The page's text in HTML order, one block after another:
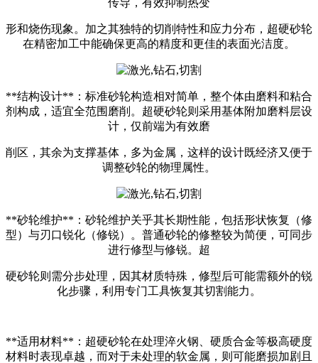
形和烧伤现象。加之其独特的切削特性和应力分布，超硬砂轮
在精密加工中能确保更高的精度和更佳的表面光洁度。
**结构设计**：标准砂轮构造相对简单，整个体由磨料和粘合
剂构成，适宜全范围磨削。超硬砂轮则采用基体附加磨料层设
计，仅前端为有效磨
削区，其余为支撑基体，多为金属，这样的设计既经济又便于
调整砂轮的物理属性。
**砂轮维护**：砂轮维护关乎其长期性能，包括形状恢复（修
型）与刃口锐化（修锐）。普通砂轮的修整较为简便，可同步
进行修型与修锐。超
硬砂轮则需分步处理，因其材质特殊，修型后可能需额外的锐
化步骤，利用专门工具恢复其切割能力。
**适用材料**：超硬砂轮在处理淬火钢、硬质合金等极高硬度
材料时表现卓越，而对于未处理的软金属，则可能磨损加剧且